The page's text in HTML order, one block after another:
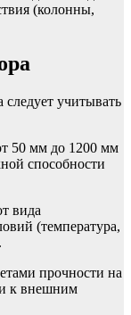
(колонны,
учитывать
50 мм до 1200 мм
способности
вида
(температура,
прочности на
к внешним